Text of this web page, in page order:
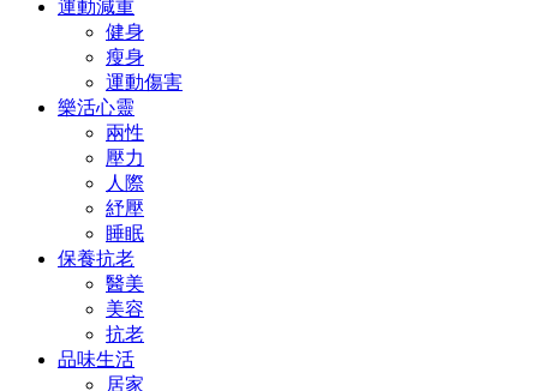
運動減重
健身
瘦身
運動傷害
樂活心靈
兩性
壓力
人際
紓壓
睡眠
保養抗老
醫美
美容
抗老
品味生活
居家